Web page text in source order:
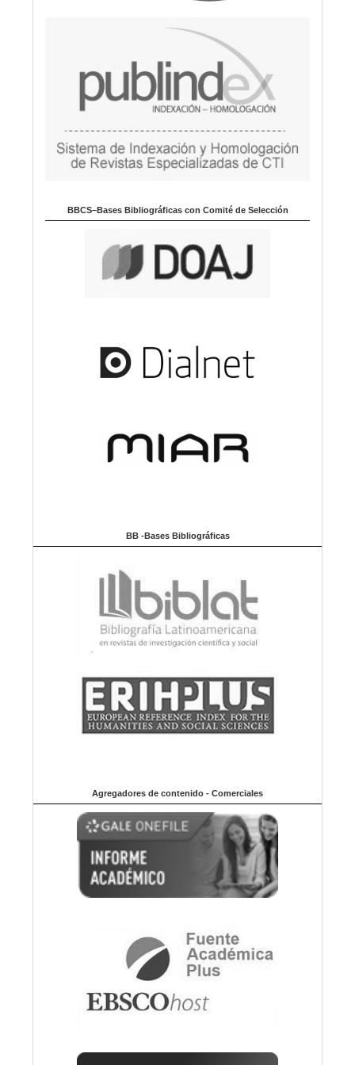
BBCS–Bases Bibliográficas con Comité de Selección
BB -Bases Bibliográficas
Agregadores de contenido - Comerciales